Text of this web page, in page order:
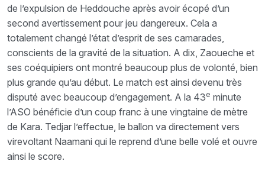
de l’expulsion de Heddouche après avoir écopé d’un
second avertissement pour jeu dangereux. Cela a
totalement changé l’état d’esprit de ses camarades,
conscients de la gravité de la situation. A dix, Zaoueche et
ses coéquipiers ont montré beaucoup plus de volonté, bien
plus grande qu’au début. Le match est ainsi devenu très
disputé avec beaucoup d’engagement. A la 43e minute
l’ASO bénéficie d’un coup franc à une vingtaine de mètre
de Kara. Tedjar l’effectue, le ballon va directement vers
virevoltant Naamani qui le reprend d’une belle volé et ouvre
ainsi le score.